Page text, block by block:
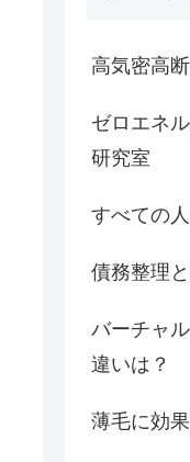
高気密高
ゼロエネ
研究室
すべての
債務整理
バーチャ
違いは？
薄毛に効